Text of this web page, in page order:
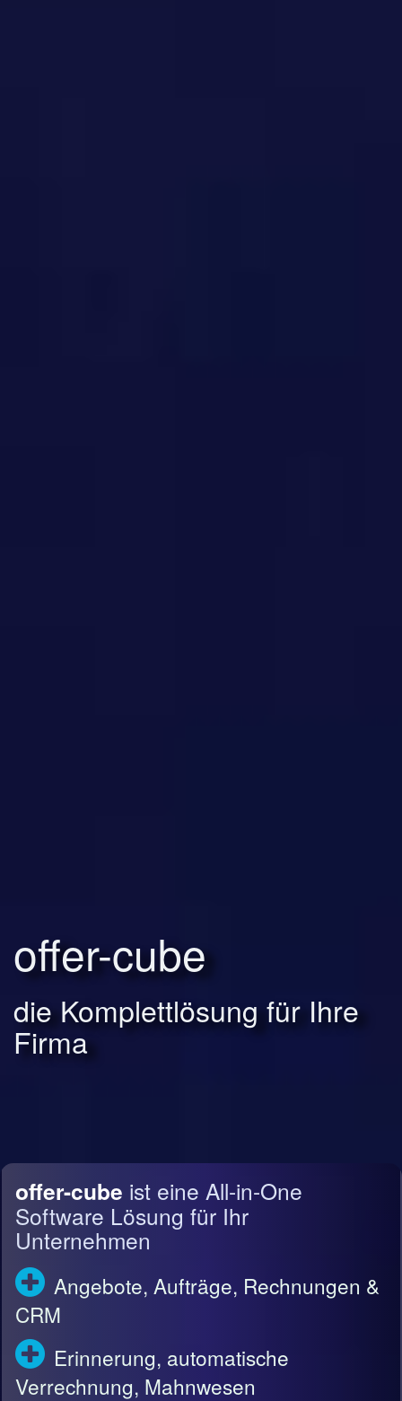
offer-cube
die Komplettlösung für Ihre
Firma
offer-cube ist eine All-in-One
Software Lösung für Ihr
Unternehmen
Angebote, Aufträge, Rechnungen &
CRM
Erinnerung, automatische
Verrechnung, Mahnwesen